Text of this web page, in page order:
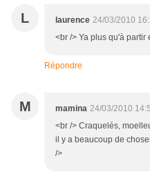
L laurence 24/03/2010
<br /> Ya plus qu'à partir
Répondre
M mamina 24/03/2010
<br /> Craquelés,
il y a beaucoup de
/>